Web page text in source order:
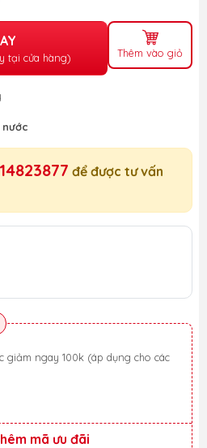
tại cửa hàng) Thêm vào giỏ
để được tư vấn
mã ưu đãi